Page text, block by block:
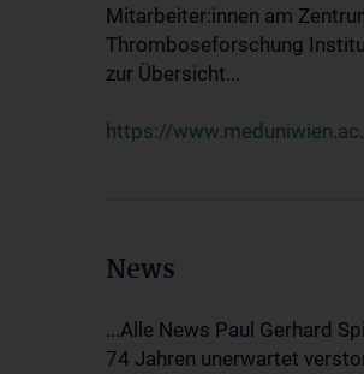
Mitarbeiter:innen am
Thromboseforschung
zur Übersicht...
https://
News
...Alle News Paul Gerhard
74 Jahren unerwartet